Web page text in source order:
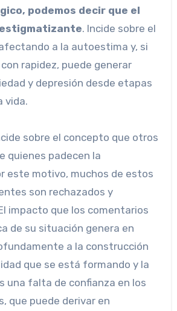
podemos decir que el
. Incide sobre el
a la autoestima y, si
rapidez, puede generar
y depresión desde etapas
vida.
sobre el concepto que otros
quienes padecen la
este motivo, muchos de estos
son rechazados y
impacto que los comentarios
de su situación genera en
a la construcción
que se está formando y la
una falta de confianza en los
que puede derivar en